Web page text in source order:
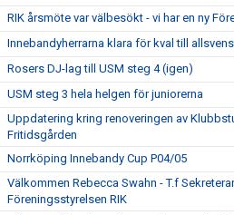
RIK årsmöte var välbesökt - vi har en ny
Innebandyherrarna klara för kval till
Rosers DJ-lag till USM steg 4 (igen)
USM steg 3 hela helgen för juniorerna
Uppdatering kring renoveringen av
Fritidsgården
Norrköping Innebandy Cup P04/05
Välkommen Rebecca Swahn - T.f
Föreningsstyrelsen RIK